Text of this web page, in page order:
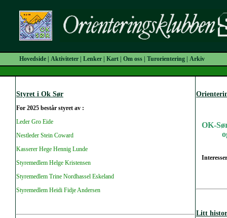
Hovedside Aktiviteter Lenker Kart Om oss Turorientering Arkiv
Styret i Ok Sør
For 2025 består styret av :
Leder Gro Eide
Nestleder Stein Coward
Kasserer Hege Hennig Lunde
Styremedlem Helge Kristensen
Styremedlem Trine Nordhassel Eskeland
Styremedlem Heidi Fidje Andersen
OK-
Litt